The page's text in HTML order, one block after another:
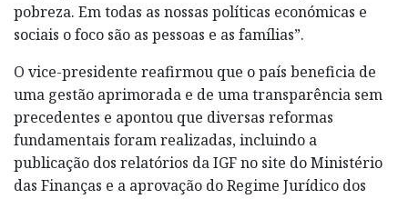
pobreza. Em todas as nossas políticas económicas e
sociais o foco são as pessoas e as famílias”.
O vice-presidente reafirmou que o país beneficia de
uma gestão aprimorada e de uma transparência sem
precedentes e apontou que diversas reformas
fundamentais foram realizadas, incluindo a
publicação dos relatórios da IGF no site do Ministério
das Finanças e a aprovação do Regime Jurídico dos